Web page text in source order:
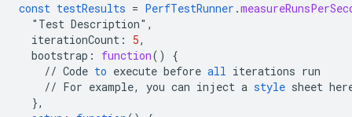
const testResults = PerfTestRunner .
"Test Description",
iterationCount : 5,
bootstrap : function()
{
// Code to execute before all iterations run
// For example, you can inject a style sheet
},